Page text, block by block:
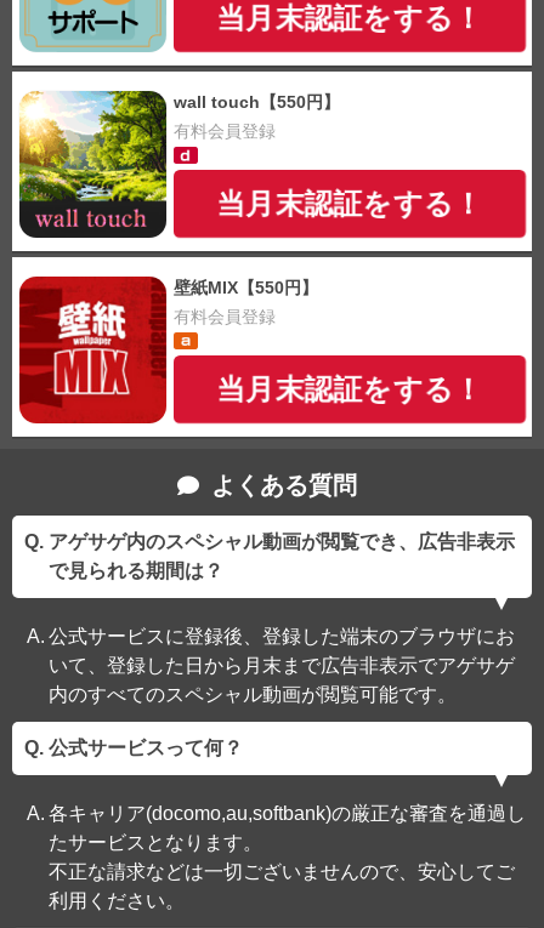
当月末認証をする！
wall touch【550円】
有料会員登録
当月末認証をする！
壁紙MIX【550円】
有料会員登録
当月末認証をする！
よくある質問
アゲサゲ内のスペシャル動画が閲覧でき、広告非表示
で見られる期間は？
公式サービスに登録後、登録した端末のブラウザにお
いて、登録した日から月末まで広告非表示でアゲサゲ
内のすべてのスペシャル動画が閲覧可能です。
公式サービスって何？
各キャリア(docomo,au,softbank)の厳正な審査を通過し
たサービスとなります。
不正な請求などは一切ございませんので、安心してご
利用ください。